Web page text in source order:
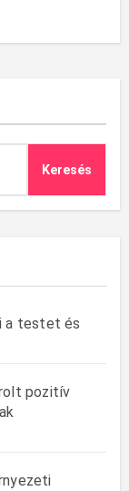
Keresés
a testet és
pozitív